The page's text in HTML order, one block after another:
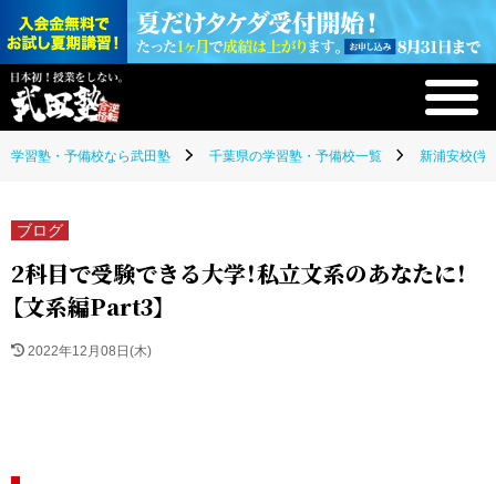
学習塾・予備校なら武田塾 千葉県の学習塾・予備校一覧 新浦安校(学
ブログ
2科目で受験できる大学！私立文系のあなたに！
【文系編Part3】
2022年12月08日(木)